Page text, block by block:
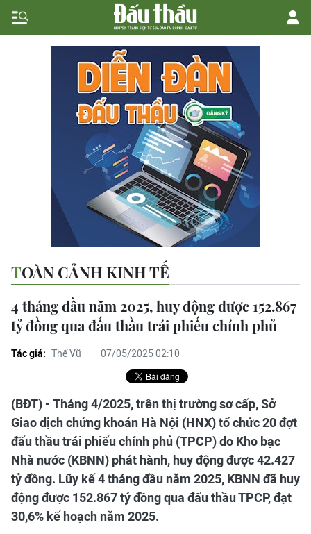
TOÀN CẢNH KINH TẾ
4 tháng đầu năm 2025, huy động được 152.867
tỷ đồng qua đấu thầu trái phiếu chính phủ
Tác giả: Thế Vũ 07/05/2025 02:10
(BĐT) - Tháng 4/2025, trên thị trường sơ cấp, Sở
Giao dịch chứng khoán Hà Nội (HNX) tổ chức 20 đợt
đấu thầu trái phiếu chính phủ (TPCP) do Kho bạc
Nhà nước (KBNN) phát hành, huy động được 42.427
tỷ đồng. Lũy kế 4 tháng đầu năm 2025, KBNN đã huy
động được 152.867 tỷ đồng qua đấu thầu TPCP, đạt
30,6% kế hoạch năm 2025.